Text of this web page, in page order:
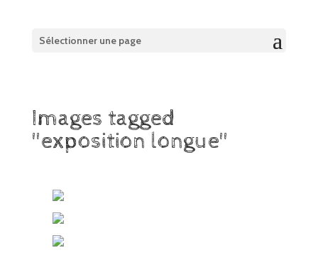
Sélectionner une page
Images tagged
"exposition longue"